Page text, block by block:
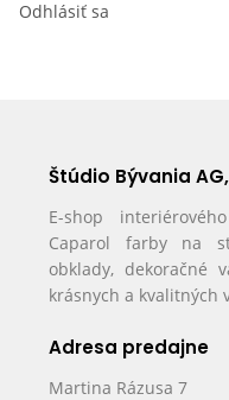
Odhlásiť sa
Štúdio Bývania
E-shop
Caparol farby na
obklady, dekoračné
krásnych a kvalitných
Adresa predajne
Martina Rázusa 7